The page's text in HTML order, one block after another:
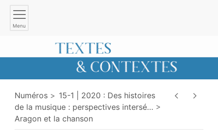
Menu
Numéros
15-1 | 2020 : Des histoires
de la musique : perspectives intersé…
Aragon et la chanson